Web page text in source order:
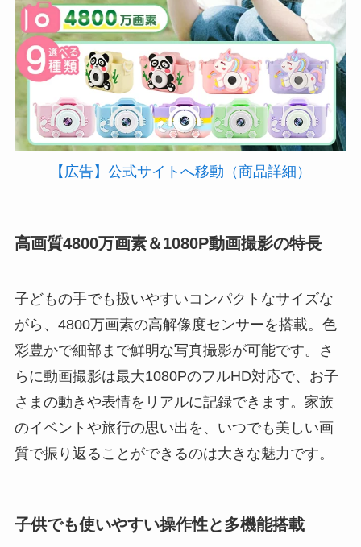
【広告】公式サイトへ移動（商品詳細）
高画質4800万画素＆1080P動画撮影の特長
子どもの手でも扱いやすいコンパクトなサイズな
がら、4800万画素の高解像度センサーを搭載。色
彩豊かで細部まで鮮明な写真撮影が可能です。さ
らに動画撮影は最大1080PのフルHD対応で、お子
さまの動きや表情をリアルに記録できます。家族
のイベントや旅行の思い出を、いつでも美しい画
質で振り返ることができるのは大きな魅力です。
子供でも使いやすい操作性と多機能搭載